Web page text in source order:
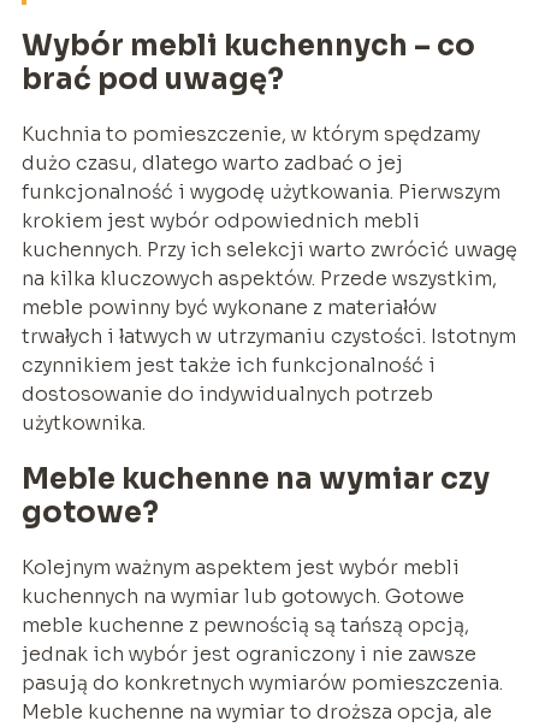
Wybór mebli kuchennych – co
brać pod uwagę?
Kuchnia to pomieszczenie, w którym spędzamy
dużo czasu, dlatego warto zadbać o jej
funkcjonalność i wygodę użytkowania. Pierwszym
krokiem jest wybór odpowiednich mebli
kuchennych. Przy ich selekcji warto zwrócić uwagę
na kilka kluczowych aspektów. Przede wszystkim,
meble powinny być wykonane z materiałów
trwałych i łatwych w utrzymaniu czystości. Istotnym
czynnikiem jest także ich funkcjonalność i
dostosowanie do indywidualnych potrzeb
użytkownika.
Meble kuchenne na wymiar czy
gotowe?
Kolejnym ważnym aspektem jest wybór mebli
kuchennych na wymiar lub gotowych. Gotowe
meble kuchenne z pewnością są tańszą opcją,
jednak ich wybór jest ograniczony i nie zawsze
pasują do konkretnych wymiarów pomieszczenia.
Meble kuchenne na wymiar to droższa opcja, ale